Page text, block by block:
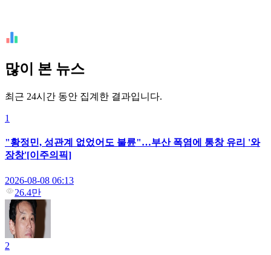
많이 본 뉴스
최근 24시간 동안 집계한 결과입니다.
1
"황정민, 성관계 없었어도 불륜"…부산 폭염에 통창 유리 '와
장창'[이주의픽]
2026-08-08 06:13
26.4만
2